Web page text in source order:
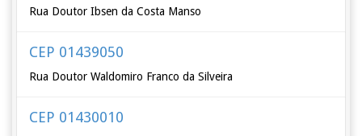
Rua Doutor Ibsen da Costa Manso
CEP 01439050
Rua Doutor Waldomiro Franco da Silveira
CEP 01430010